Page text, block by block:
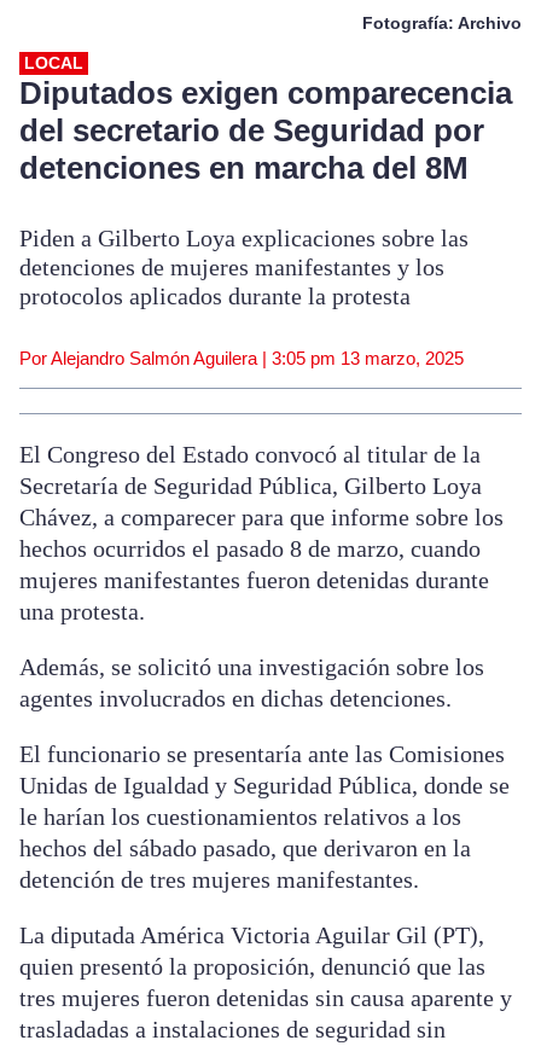
Fotografía: Archivo
LOCAL
Diputados exigen comparecencia
del secretario de Seguridad por
detenciones en marcha del 8M
Piden a Gilberto Loya explicaciones sobre las
detenciones de mujeres manifestantes y los
protocolos aplicados durante la protesta
Por Alejandro Salmón Aguilera | 3:05 pm 13 marzo, 2025
El Congreso del Estado convocó al titular de la
Secretaría de Seguridad Pública, Gilberto Loya
Chávez, a comparecer para que informe sobre los
hechos ocurridos el pasado 8 de marzo, cuando
mujeres manifestantes fueron detenidas durante
una protesta.
Además, se solicitó una investigación sobre los
agentes involucrados en dichas detenciones.
El funcionario se presentaría ante las Comisiones
Unidas de Igualdad y Seguridad Pública, donde se
le harían los cuestionamientos relativos a los
hechos del sábado pasado, que derivaron en la
detención de tres mujeres manifestantes.
La diputada América Victoria Aguilar Gil (PT),
quien presentó la proposición, denunció que las
tres mujeres fueron detenidas sin causa aparente y
trasladadas a instalaciones de seguridad sin